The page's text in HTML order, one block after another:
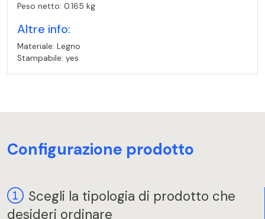
Peso netto: 0.165 kg
Altre info:
Materiale: Legno
Stampabile: yes
Configurazione prodotto
Scegli la tipologia di prodotto che
desideri ordinare